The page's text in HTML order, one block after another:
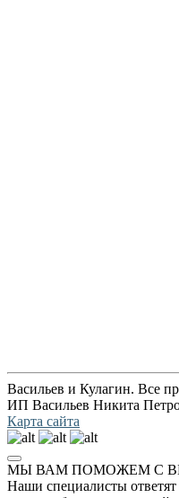
Васильев и Кулагин. Все
ИП Васильев Никита
Карта сайта
МЫ ВАМ ПОМОЖЕМ С
Наши специалисты